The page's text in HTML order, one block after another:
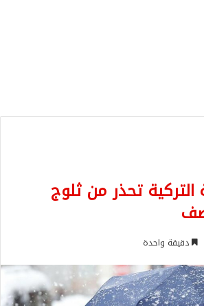
التركية تحذر من ثلوج
دقيقة واحدة